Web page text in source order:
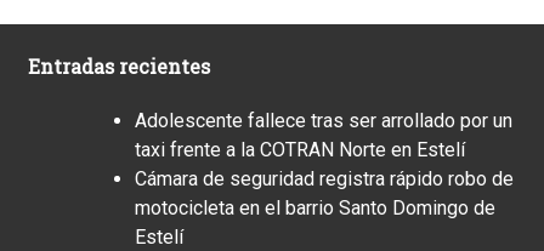
Entradas recientes
Adolescente fallece tras ser arrollado por un
taxi frente a la COTRAN Norte en Estelí
Cámara de seguridad registra rápido robo de
motocicleta en el barrio Santo Domingo de
Estelí